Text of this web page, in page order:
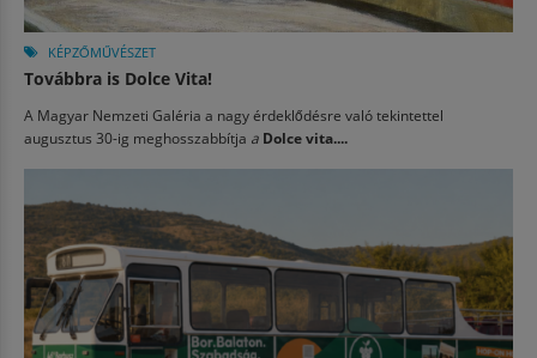
KÉPZŐMŰVÉSZET
Továbbra is Dolce Vita!
A Magyar Nemzeti Galéria a nagy érdeklődésre való tekintettel
augusztus 30-ig meghosszabbítja a Dolce vita....